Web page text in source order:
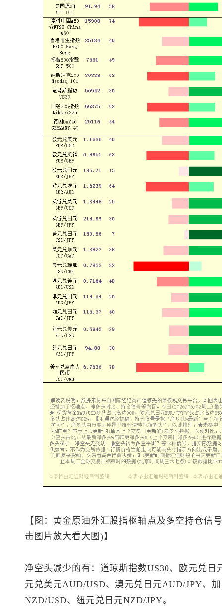
【图：黄金原油外汇股指枢轴点及多空持仓信
击图片放大看大图)】
净空头减少的有：道琼斯指数US30、欧元兑日
元兑美元AUD/USD、澳元兑日元AUD/JPY、
NZD/USD、纽元兑日元NZD/JPY。